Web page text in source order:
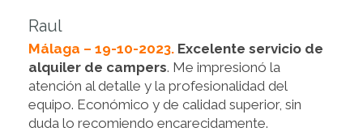
Raul
Málaga – 19-10-2023. Excelente servicio de
alquiler de campers. Me impresionó la
atención al detalle y la profesionalidad del
equipo. Económico y de calidad superior, sin
duda lo recomiendo encarecidamente.